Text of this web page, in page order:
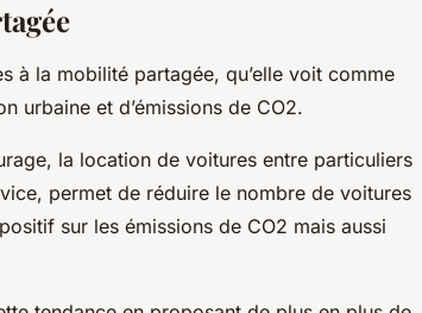
à la mobilité partagée, qu’elle voit comme
urbaine et d’émissions de CO2.
la location de voitures entre particuliers
permet de réduire le nombre de voitures
sur les émissions de CO2 mais aussi